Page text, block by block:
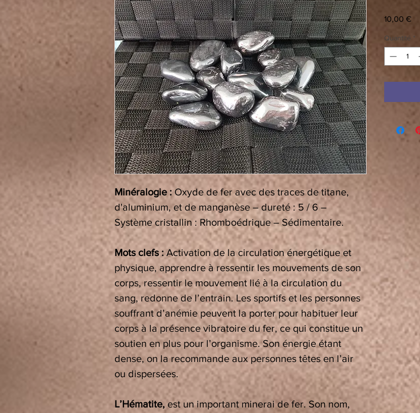
Minéralogie :Oxyde de fer avec des traces de titane,
d'aluminium, et de manganèse – dureté : 5 / 6 –
Système cristallin : Rhomboédrique – Sédimentaire.
Mots clefs :Activation de la circulation énergétique et
physique, apprendre à ressentir les mouvements de son
corps, ressentir le mouvement lié à la circulation du
sang, redonne de l’entrain. Les sportifs et les personnes
souffrant d’anémie peuvent la porter pour habituer leur
corps à la présence vibratoire du fer, ce qui constitue un
soutien en plus pour l’organisme. Son énergie étant
dense, on la recommande aux personnes têtes en l’air
ou dispersées.
L’Hématite,est un important minerai de fer. Son nom,
10,00 €Prix
Quantité *